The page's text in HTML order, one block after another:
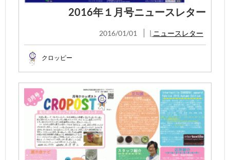
2016年１月号ニュースレター
2016/01/01 | ニュースレター
クロッピー